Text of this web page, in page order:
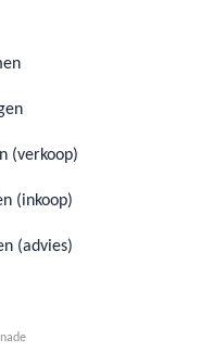
(verkoop)
(inkoop)
(advies)